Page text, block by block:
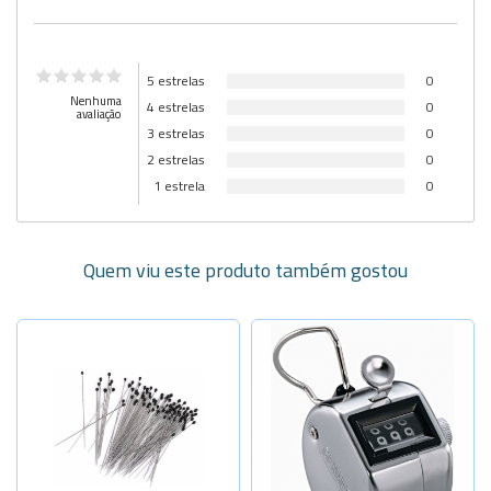
Nenhuma
avaliação
5 estrelas
0
4 estrelas
0
3 estrelas
0
2 estrelas
0
1 estrela
0
Quem viu este produto também gostou
N:000-40x0
-
N:00-40x0, -
-